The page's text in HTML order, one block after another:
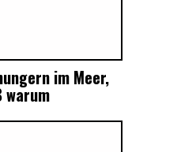
im Meer,
warum